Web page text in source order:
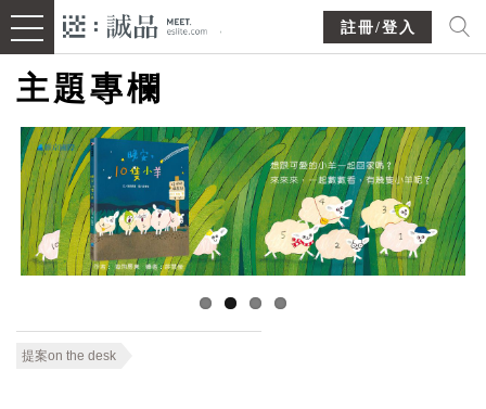
註冊/登入
主題專欄
提案on the desk